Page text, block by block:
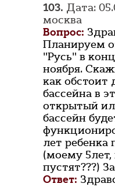
103. Дата:
москва
Вопрос:
Планируем
"Русь" в
ноября.
как обстоит
бассейна в
открытый
бассейн
лет ребенка
(моему 5лет,
пустят???)
Ответ: